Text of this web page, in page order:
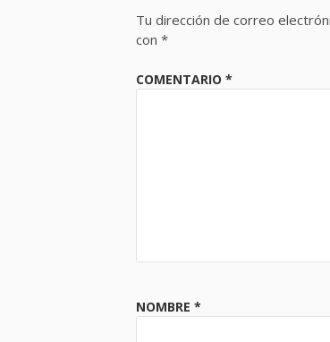
Tu dirección de correo
con *
COMENTARIO *
NOMBRE *